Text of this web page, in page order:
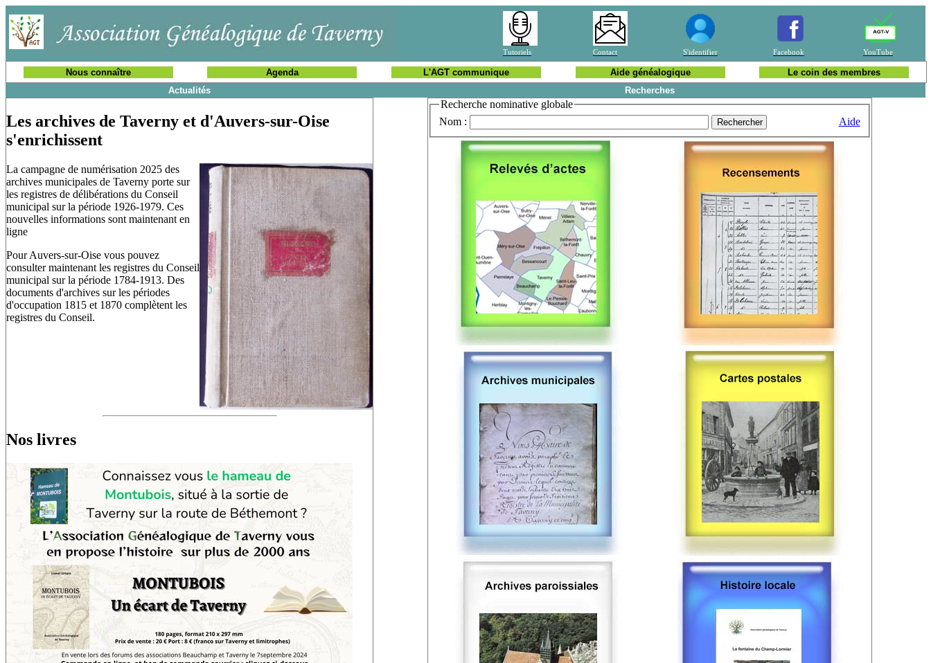
Tutoriels Contact S'identifier Facebook YouTube
Nous connaître Agenda L'AGT communique Aide généalogique
Le coin des membres
Actualités
Recherches
Les archives de Taverny et d'Auvers-sur-Oise
s'enrichissent
La campagne de numérisation 2025 des
archives municipales de Taverny porte sur
les registres de délibérations du Conseil
municipal sur la période 1926-1979. Ces
nouvelles informations sont maintenant en
ligne
Pour Auvers-sur-Oise vous pouvez
consulter maintenant les registres du Conseil
municipal sur la période 1784-1913. Des
documents d'archives sur les périodes
d'occupation 1815 et 1870 complètent les
registres du Conseil.
Nos livres
Recherche nominative globale
Nom :
Rechercher Aide